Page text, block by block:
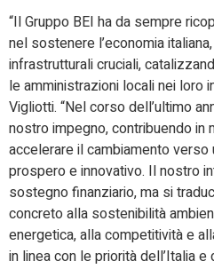
“Il Gruppo BEI ha da sempre
nel sostenere l’economia
infrastrutturali cruciali,
le amministrazioni locali nei loro
Vigliotti. “Nel corso dell’ultimo
nostro impegno, contribuendo in
accelerare il cambiamento
prospero e innovativo. Il nostro
sostegno finanziario, ma si
concreto alla sostenibilità
energetica, alla competitività e
in linea con le priorità dell’Italia e